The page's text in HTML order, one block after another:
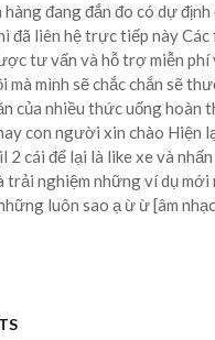
hàng đang đắn đo có dự
đã liên hệ trực tiếp này Các
tư vấn và hỗ trợ miễn phí
mà mình sẽ chắc chắn sẽ
của nhiều thức uống hoàn
con người xin chào Hiện
2 cái để lại là like xe và
trải nghiệm những ví dụ mới
luôn sao ạ ừ ừ [âm